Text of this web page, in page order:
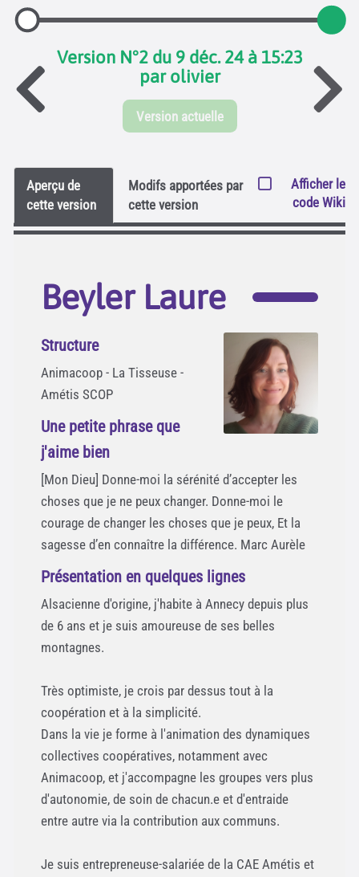
Version N°2 du 9 déc. 24 à 15:23
par olivier
Version actuelle
Aperçu de
cette version
Modifs apportées par
cette version
Afficher le
code Wiki
Beyler Laure
Structure
Animacoop - La Tisseuse -
Amétis SCOP
Une petite phrase que
j'aime bien
[Mon Dieu] Donne-moi la sérénité d’accepter les
choses que je ne peux changer. Donne-moi le
courage de changer les choses que je peux, Et la
sagesse d’en connaître la différence. Marc Aurèle
Présentation en quelques lignes
Alsacienne d'origine, j'habite à Annecy depuis plus
de 6 ans et je suis amoureuse de ses belles
montagnes.
Très optimiste, je crois par dessus tout à la
coopération et à la simplicité.
Dans la vie je forme à l'animation des dynamiques
collectives coopératives, notamment avec
Animacoop, et j'accompagne les groupes vers plus
d'autonomie, de soin de chacun.e et d'entraide
entre autre via la contribution aux communs.
Je suis entrepreneuse-salariée de la CAE Amétis et